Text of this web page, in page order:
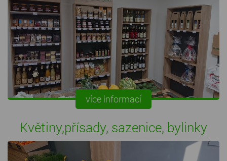
více informací
Květiny,přísady, sazenice, bylinky